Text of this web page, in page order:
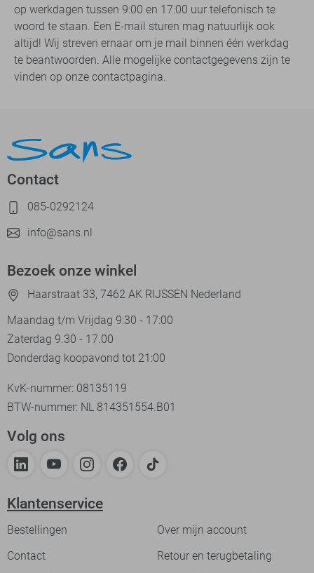
op werkdagen tussen 9:00 en 17:00 uur telefonisch te
woord te staan. Een E-mail sturen mag natuurlijk ook
altijd! Wij streven ernaar om je mail binnen één werkdag
te beantwoorden. Alle mogelijke contactgegevens zijn te
vinden op onze contactpagina.
Contact
085-0292124
info@sans.nl
Bezoek onze winkel
Haarstraat 33, 7462 AK RIJSSEN Nederland
Maandag t/m Vrijdag 9:30 - 17:00
Zaterdag 9.30 - 17.00
Donderdag koopavond tot 21:00
KvK-nummer: 08135119
BTW-nummer: NL 814351554.B01
Volg ons
Klantenservice
Bestellingen
Over mijn account
Contact
Retour en terugbetaling